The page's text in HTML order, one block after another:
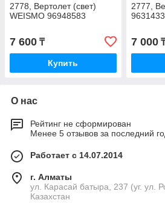
2778, Вертолет (свет)
WEISMO 96948583
7 600 ₸
Купить
2777,
7 000
О нас
Рейтинг не сформирован
Менее 5 отзывов за последний
Работает с 14.07.2014
г. Алматы
ул. Карасай батыра, 237 (уг. ул.
Казахстан